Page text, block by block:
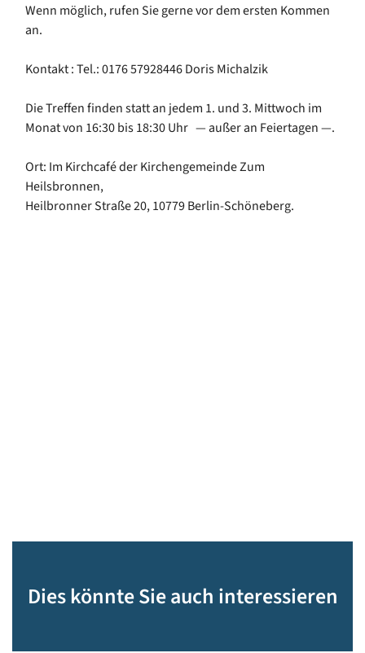
Wenn möglich, rufen Sie gerne vor dem ersten Kommen
an.
Kontakt : Tel.: 0176 57928446 Doris Michalzik
Die Treffen finden statt an jedem 1. und 3. Mittwoch im
Monat von 16:30 bis 18:30 Uhr — außer an Feiertagen —.
Ort: Im Kirchcafé der Kirchengemeinde Zum
Heilsbronnen,
Heilbronner Straße 20, 10779 Berlin-Schöneberg.
Dies könnte Sie auch interessieren